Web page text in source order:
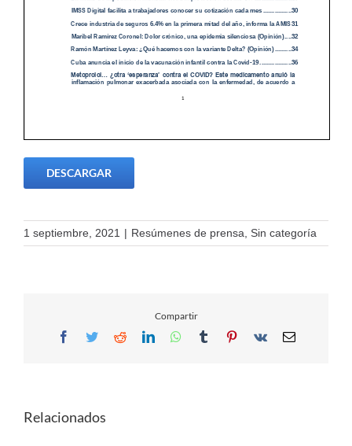
DESCARGAR
1 septiembre, 2021 | Resúmenes de prensa, Sin categoría
Compartir
Facebook
TwitterRedditLinkedInWhatsApp
TumblrPinterest
Vk Email
Relacionados